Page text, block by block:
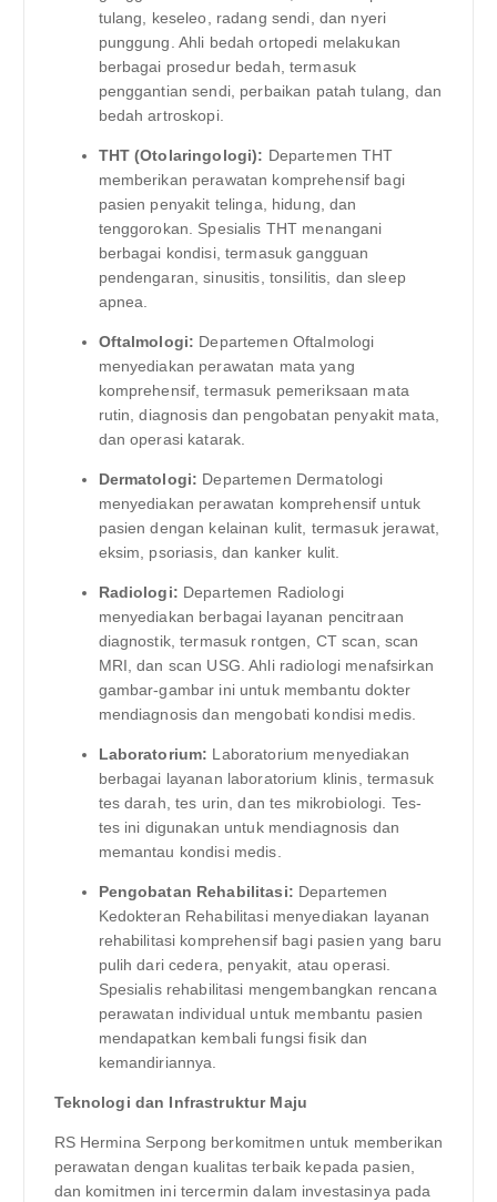
tulang, keseleo, radang sendi, dan nyeri
punggung. Ahli bedah ortopedi melakukan
berbagai prosedur bedah, termasuk
penggantian sendi, perbaikan patah tulang, dan
bedah artroskopi.
THT (Otolaringologi): Departemen THT
memberikan perawatan komprehensif bagi
pasien penyakit telinga, hidung, dan
tenggorokan. Spesialis THT menangani
berbagai kondisi, termasuk gangguan
pendengaran, sinusitis, tonsilitis, dan sleep
apnea.
Oftalmologi: Departemen Oftalmologi
menyediakan perawatan mata yang
komprehensif, termasuk pemeriksaan mata
rutin, diagnosis dan pengobatan penyakit mata,
dan operasi katarak.
Dermatologi: Departemen Dermatologi
menyediakan perawatan komprehensif untuk
pasien dengan kelainan kulit, termasuk jerawat,
eksim, psoriasis, dan kanker kulit.
Radiologi: Departemen Radiologi
menyediakan berbagai layanan pencitraan
diagnostik, termasuk rontgen, CT scan, scan
MRI, dan scan USG. Ahli radiologi menafsirkan
gambar-gambar ini untuk membantu dokter
mendiagnosis dan mengobati kondisi medis.
Laboratorium: Laboratorium menyediakan
berbagai layanan laboratorium klinis, termasuk
tes darah, tes urin, dan tes mikrobiologi. Tes-
tes ini digunakan untuk mendiagnosis dan
memantau kondisi medis.
Pengobatan Rehabilitasi: Departemen
Kedokteran Rehabilitasi menyediakan layanan
rehabilitasi komprehensif bagi pasien yang baru
pulih dari cedera, penyakit, atau operasi.
Spesialis rehabilitasi mengembangkan rencana
perawatan individual untuk membantu pasien
mendapatkan kembali fungsi fisik dan
kemandiriannya.
Teknologi dan Infrastruktur Maju
RS Hermina Serpong berkomitmen untuk memberikan
perawatan dengan kualitas terbaik kepada pasien,
dan komitmen ini tercermin dalam investasinya pada